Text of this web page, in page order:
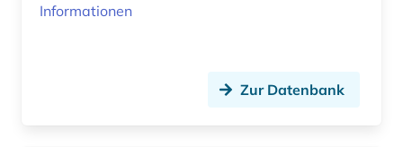
Informationen
Zur Datenbank